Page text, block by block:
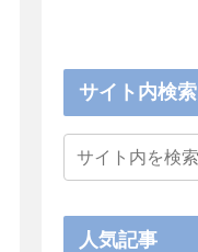
サイト内検索
人気記事